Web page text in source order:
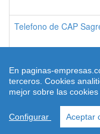
Telefono de CAP
©
En paginas-
terceros. Cookies
mejor sobre las
Configurar Aceptar